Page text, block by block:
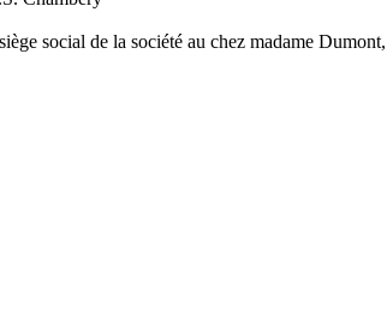
social de la société au chez madame